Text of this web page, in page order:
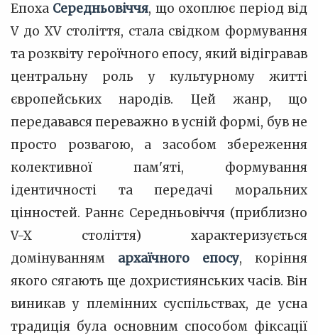
Епоха Середньовіччя, що охоплює період від
V до XV століття, стала свідком формування
та розквіту героїчного епосу, який відігравав
центральну роль у культурному житті
європейських народів. Цей жанр, що
передавався переважно в усній формі, був не
просто розвагою, а засобом збереження
колективної пам'яті, формування
ідентичності та передачі моральних
цінностей. Раннє Середньовіччя (приблизно
V-X століття) характеризується
домінуванням архаїчного епосу, коріння
якого сягають ще дохристиянських часів. Він
виникав у племінних суспільствах, де усна
традиція була основним способом фіксації